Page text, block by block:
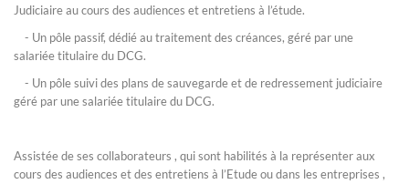
Judiciaire au cours des audiences et entretiens à l’étude.
- Un pôle passif, dédié au traitement des créances, géré par une
salariée titulaire du DCG.
- Un pôle suivi des plans de sauvegarde et de redressement judiciaire
géré par une salariée titulaire du DCG.
Assistée de ses collaborateurs , qui sont habilités à la représenter aux
cours des audiences et des entretiens à l’Etude ou dans les entreprises ,